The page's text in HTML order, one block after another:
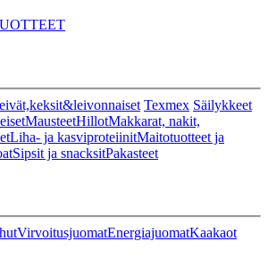
Texmex Säilykkeet
MausteetHillotMakkarat, nakit,
Liha- ja kasviproteiinitMaitotuotteet ja
Sipsit ja snacksitPakasteet
VirvoitusjuomatEnergiajuomatKaakaot